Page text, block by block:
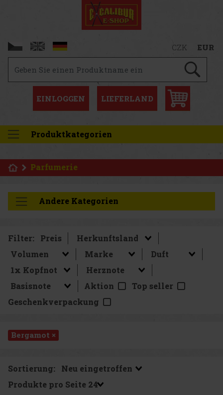
CZK EUR
EINLOGGEN LIEFERLAND
Produktkategorien
Parfumerie
Andere Kategorien
Filter: Preis
Aktion
Top seller
Geschenkverpackung
Bergamot ×
Sortierung:
Produkte pro Seite